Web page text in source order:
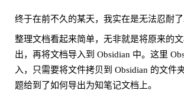
终于在前不久的某天，我实在是无法忍耐了
整理文档看起来简单，无非就是将原来的
出，再将文档导入到 Obsidian 中。这里
入，只需要将文件拷贝到 Obsidian 的文件
题给到了如何导出为知笔记文档上。